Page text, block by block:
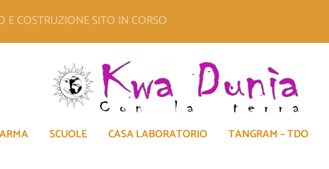
E COSTRUZIONE SITO IN CORSO
SCUOLE CASA LABORATORIO TANGRAM – TDO